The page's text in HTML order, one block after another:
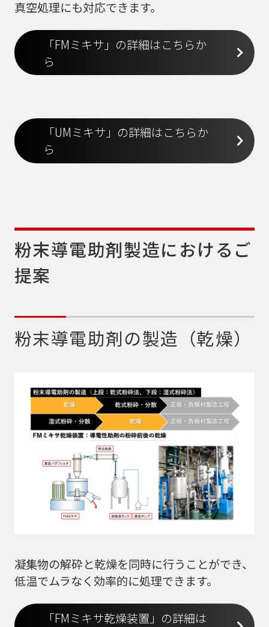
真空処理にも対応できます。
「FMミキサ」の詳細はこちらか
ら
「UMミキサ」の詳細はこちらか
ら
粉末導電助剤製造におけるご
提案
粉末導電助剤の製造（乾燥）
凝集物の解砕と乾燥を同時に行うことができ、
低温でムラなく効率的に処理できます。
「FMミキサ乾燥装置」の詳細は